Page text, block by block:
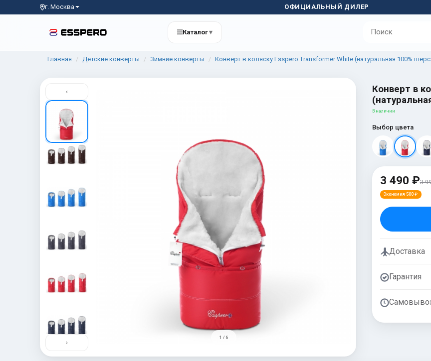
г. Москва ОФИЦИАЛЬНЫЙ ДИЛЕР
Каталог▾
Главная Детские конверты Зимние конверты Конверт в коляску Esspero Transformer White (натуральная 100%
‹
›
1 / 6
Конверт в
В наличии
Выбор цвета
3 490 ₽3
Экономия 500 ₽
Доставка
Гарантия